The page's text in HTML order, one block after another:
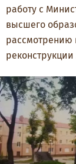
работу с
высшего
рассмотрению
реконструкции